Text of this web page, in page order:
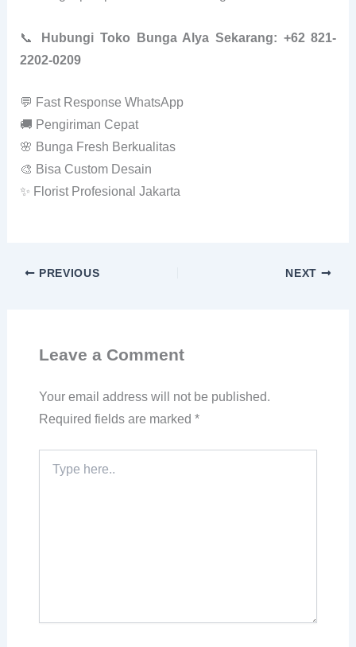
📞
Hubungi Toko Bunga Alya Sekarang: +62 821-
2202-0209
💬 Fast Response WhatsApp
🚚 Pengiriman Cepat
🌸 Bunga Fresh Berkualitas
🎨 Bisa Custom Desain
✨ Florist Profesional Jakarta
PREVIOUS NEXT
Leave a Comment
Your email address will not be published.
Required fields are marked *
here..